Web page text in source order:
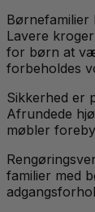
Børnefamilier
Lavere
for børn at
forbeholdes
Sikkerhed er
Afrundede
møbler
familier med